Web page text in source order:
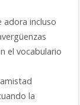
adora incluso
el vocabulario
la